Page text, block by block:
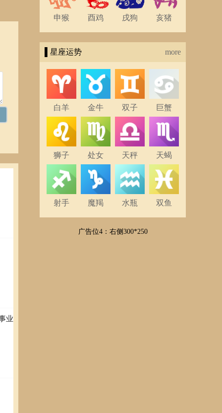
业
申猴 酉鸡 戌狗 亥猪
▌星座运势 more
白羊 金牛 双子 巨蟹
狮子 处女 天秤 天蝎
射手 魔羯 水瓶 双鱼
广告位4：右侧300*250